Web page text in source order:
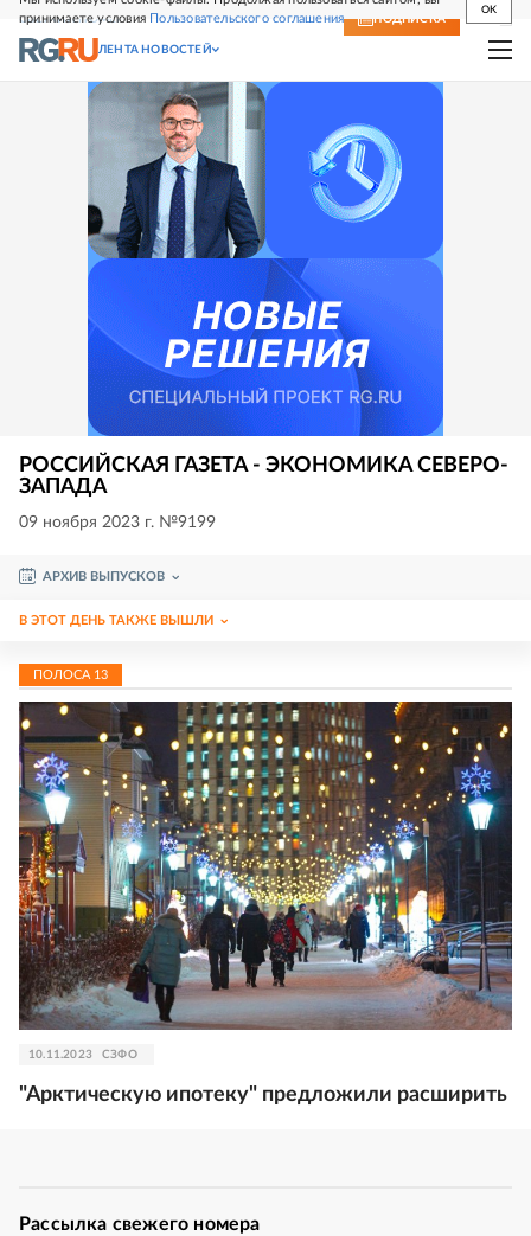
принимаете условия Пользовательского соглашения
OK
СВЕЖИЙ НОМЕР ПОДПИСКА
ЛЕНТА НОВОСТЕЙ
РОССИЙСКАЯ ГАЗЕТА - ЭКОНОМИКА СЕВЕРО-
ЗАПАДА
09 ноября 2023 г. №9199
АРХИВ ВЫПУСКОВ
В ЭТОТ ДЕНЬ ТАКЖЕ ВЫШЛИ
ПОЛОСА 13
10.11.2023 СЗФО
"Арктическую ипотеку" предложили расширить
Рассылка свежего номера